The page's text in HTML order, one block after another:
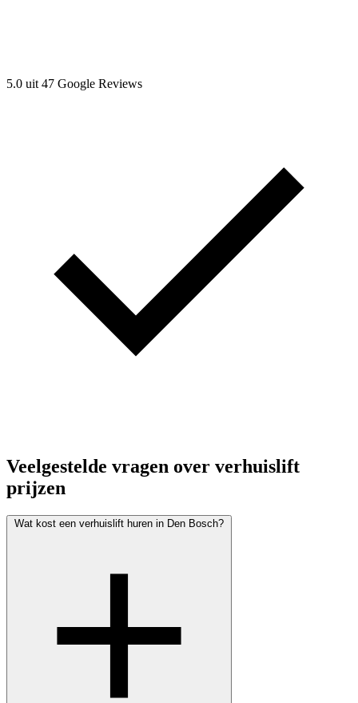
5.0 uit 47 Google Reviews
Veelgestelde vragen over verhuislift
prijzen
Wat kost een verhuislift huren in Den Bosch?